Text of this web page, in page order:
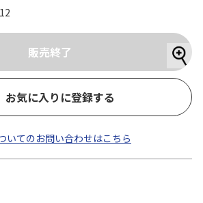
お気に入りに登録する
いてのお問い合わせはこちら